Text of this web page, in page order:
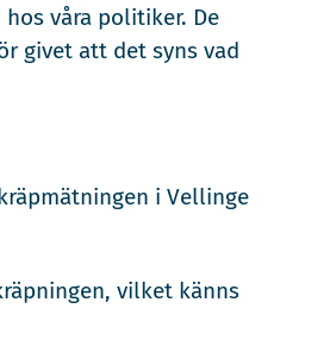
våra politiker. De
givet att det syns vad
i Vellinge
vilket känns